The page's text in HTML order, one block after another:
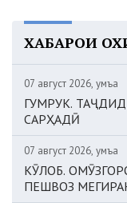
ХАБАРҲОИ
07 август 2026, Ҷумъа
ГУМРУК.
САРҲАДӢ
07 август 2026, Ҷумъа
КӮЛОБ.
ПЕШВОЗ